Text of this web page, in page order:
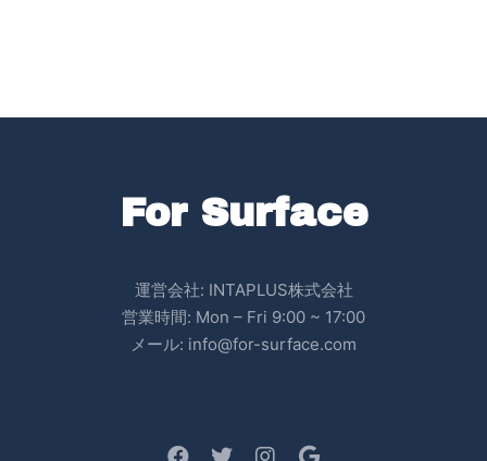
For Surface
運営会社: INTAPLUS株式会社
営業時間: Mon – Fri 9:00 ~ 17:00
メール: info@for-surface.com